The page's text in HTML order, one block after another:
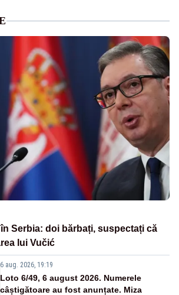
Serbia: doi bărbați, suspectați că
lui Vučić
6 aug. 2026, 19:19
Loto 6/49, 6 august 2026. Numerele
câștigătoare au fost anunțate. Miza